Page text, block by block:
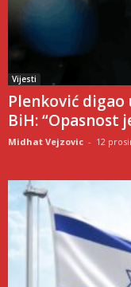
Vijesti
Plenković
BiH: “Opasnost
Midhat Vejzovic - 12